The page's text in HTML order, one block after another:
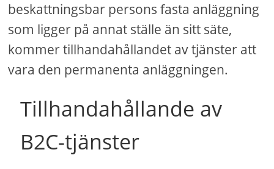
beskattningsbar persons fasta anläggning
som ligger på annat ställe än sitt säte,
kommer tillhandahållandet av tjänster att
vara den permanenta anläggningen.
Tillhandahållande av
B2C-tjänster